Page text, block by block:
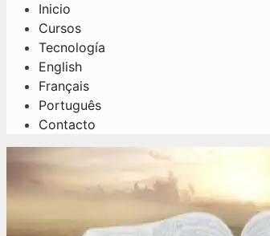
Inicio
Cursos
Tecnología
English
Français
Português
Contacto